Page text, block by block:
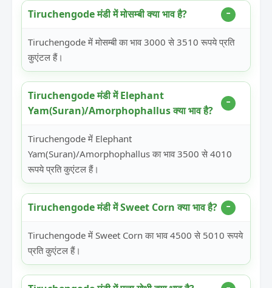
Tiruchengode मंडी में मोसम्बी क्या भाव है?
Tiruchengode में मोसम्बी का भाव 3000 से 3510 रूपये प्रति
कुएंटल हैं।
Tiruchengode मंडी में Elephant
Yam(Suran)/Amorphophallus क्या भाव है?
Tiruchengode में Elephant
Yam(Suran)/Amorphophallus का भाव 3500 से 4010
रूपये प्रति कुएंटल हैं।
Tiruchengode मंडी में Sweet Corn क्या भाव है?
Tiruchengode में Sweet Corn का भाव 4500 से 5010 रूपये
प्रति कुएंटल हैं।